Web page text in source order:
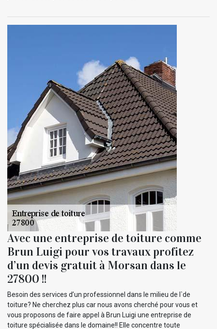
Avec une entreprise de toiture comme
Brun Luigi pour vos travaux profitez
d’un devis gratuit à Morsan dans le
27800 !!
Besoin des services d’un professionnel dans le milieu de l`de
toiture? Ne cherchez plus car nous avons cherché pour vous et
vous proposons de faire appel à Brun Luigi une entreprise de
toiture spécialisée dans le domaine!! Elle concentre toute